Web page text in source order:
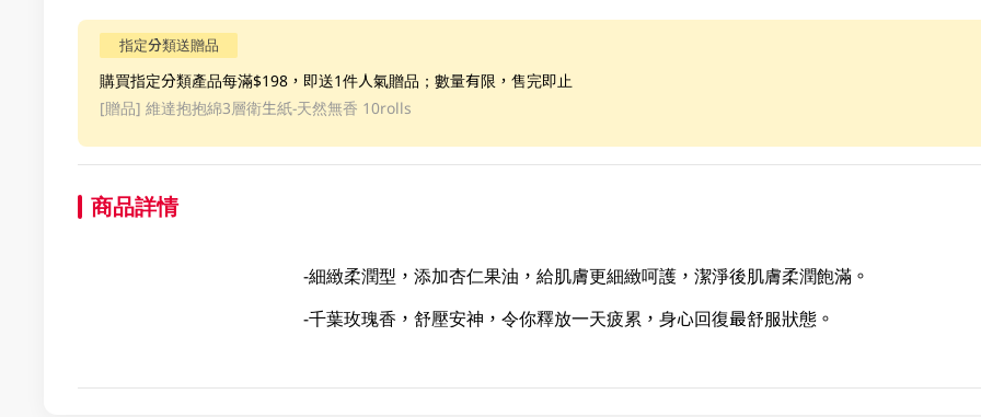
指定分類送贈品
購買指定分類產品每滿$198，即送1件人氣贈品；數量有限，售完即止
[贈品] 維達抱抱綿3層衛生紙-天然無香 10rolls
商品詳情
-細緻柔潤型，添加杏仁果油，給肌膚更細緻呵護，潔淨後肌膚柔潤飽滿。
-千葉玫瑰香，舒壓安神，令你釋放一天疲累，身心回復最舒服狀態。